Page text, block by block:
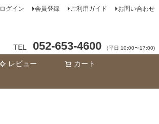
ログイン 会員登録 ご利用ガイド お問い合わせ
TEL 052-653-4600 （平日 10:00〜17:00)
レビュー カート